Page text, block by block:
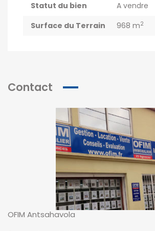
Statut du bien
A vendre
Surface du Terrain
968 m2
Contact
OFIM Antsahavola